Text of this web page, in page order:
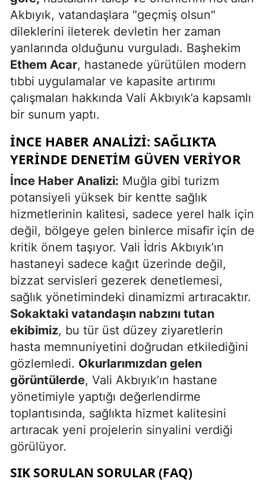
Akbıyık, vatandaşlara "geçmiş olsun"
dileklerini ileterek devletin her zaman
yanlarında olduğunu vurguladı. Başhekim
Ethem Acar, hastanede yürütülen modern
tıbbi uygulamalar ve kapasite artırımı
çalışmaları hakkında Vali Akbıyık’a kapsamlı
bir sunum yaptı.
İNCE HABER ANALIZI: SAĞLIKTA
YERINDE DENETIM GÜVEN VERIYOR
İnce Haber Analizi: Muğla gibi turizm
potansiyeli yüksek bir kentte sağlık
hizmetlerinin kalitesi, sadece yerel halk için
değil, bölgeye gelen binlerce misafir için de
kritik önem taşıyor. Vali İdris Akbıyık’ın
hastaneyi sadece kağıt üzerinde değil,
bizzat servisleri gezerek denetlemesi,
sağlık yönetimindeki dinamizmi artıracaktır.
Sokaktaki vatandaşın nabzını tutan
ekibimiz, bu tür üst düzey ziyaretlerin
hasta memnuniyetini doğrudan etkilediğini
gözlemledi. Okurlarımızdan gelen
görüntülerde, Vali Akbıyık’ın hastane
yönetimiyle yaptığı değerlendirme
toplantısında, sağlıkta hizmet kalitesini
artıracak yeni projelerin sinyalini verdiği
görülüyor.
SIK SORULAN SORULAR (FAQ)